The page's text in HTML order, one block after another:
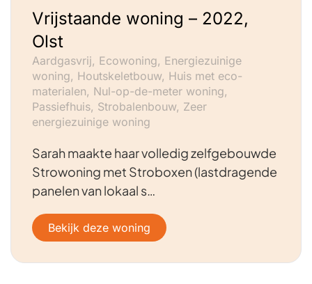
Vrijstaande woning – 2022,
Olst
Aardgasvrij, Ecowoning, Energiezuinige
woning, Houtskeletbouw, Huis met eco-
materialen, Nul-op-de-meter woning,
Passiefhuis, Strobalenbouw, Zeer
energiezuinige woning
Sarah maakte haar volledig zelfgebouwde
Strowoning met Stroboxen (lastdragende
panelen van lokaal s…
Bekijk deze woning